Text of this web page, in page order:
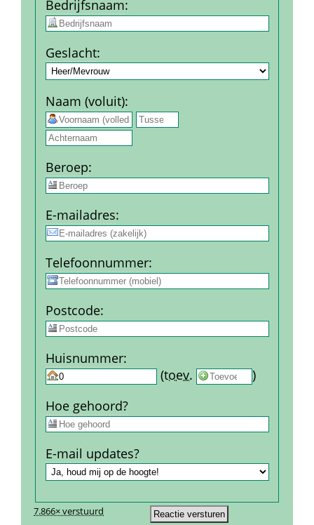
7.866× verstuurd
Bedrijfs­naam:
Geslacht:
Naam (voluit):
Beroep:
E-mail­adres:
Telefoon­nummer:
Post­code:
Huis­nummer:
(toev.
)
Hoe gehoord?
E-mail updates?